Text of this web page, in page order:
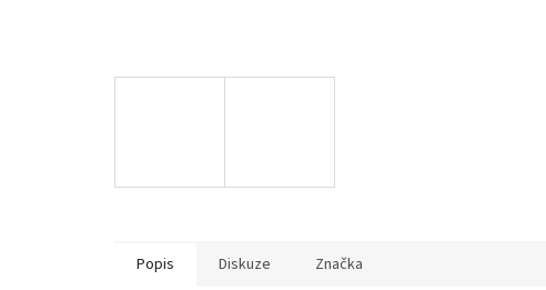
Popis Diskuze Značka